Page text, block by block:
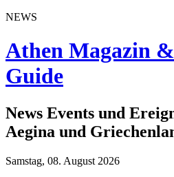
NEWS
Athen Magazin
Guide
News Events und
Aegina und
Samstag, 08. August 2026